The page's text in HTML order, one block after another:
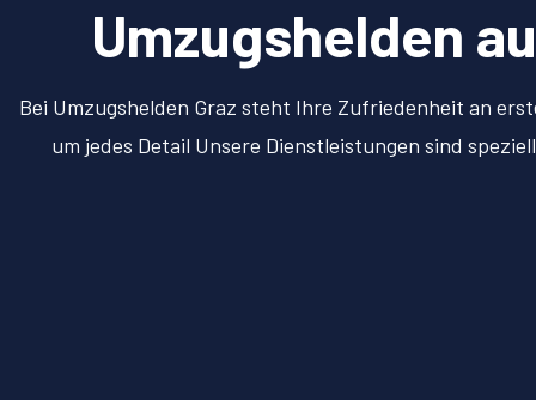
Umzugshelden
Bei Umzugshelden Graz steht Ihre Zufriedenheit an
um jedes Detail Unsere Dienstleistungen sind